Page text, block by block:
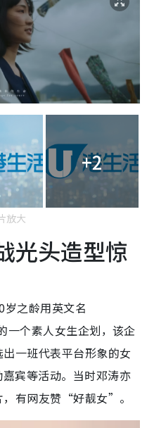
+2
放大
光头造型惊
之龄用英文名
个素人女生企划，该企
一班代表平台形象的女
宾等活动。当时邓涛亦
，有网友赞“好靓女”。